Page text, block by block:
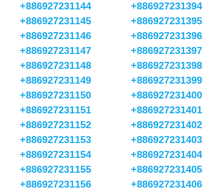
+886927231144
+886927231145
+886927231146
+886927231147
+886927231148
+886927231149
+886927231150
+886927231151
+886927231152
+886927231153
+886927231154
+886927231155
+886927231156
+886927231394
+886927231395
+886927231396
+886927231397
+886927231398
+886927231399
+886927231400
+886927231401
+886927231402
+886927231403
+886927231404
+886927231405
+886927231406